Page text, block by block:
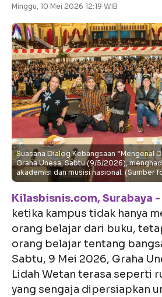
Minggu, 10 Mei 2026 12:19 WIB
Suasana Dialog Kebangsaan “Mengenal
Graha Unesa, Sabtu (9/5/2026),
akademisi dan musisi nasional. (Sumber
Kilasbisnis.com, Surabaya -
ketika kampus tidak hanya
orang belajar dari buku,
orang belajar tentang
Sabtu, 9 Mei 2026, Graha
Lidah Wetan terasa seperti
yang sengaja dipersiapkan